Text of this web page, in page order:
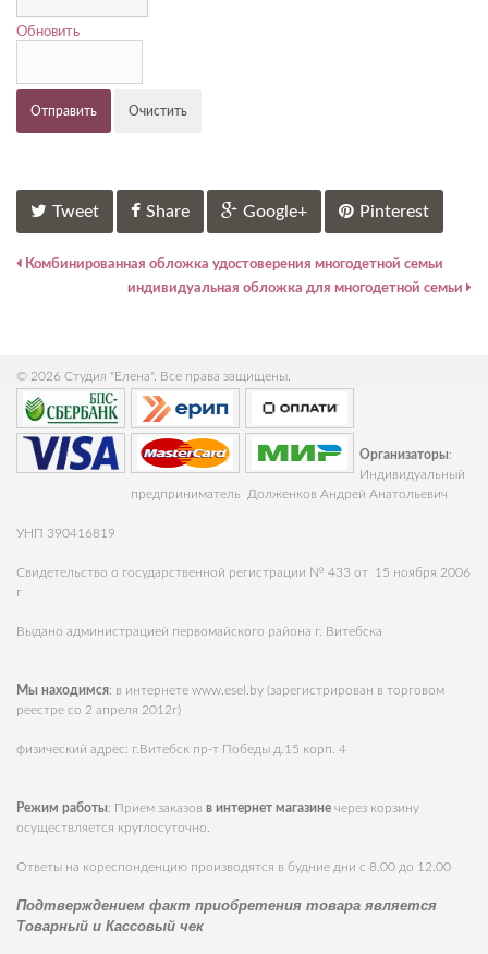
Обновить
Отправить Очистить
Tweet Share Google+ Pinterest
Комбинированная обложка удостоверения многодетной семьи
индивидуальная обложка для многодетной семьи
© 2026 Студия "Елена". Все права защищены.
Организаторы:
Индивидуальный
предприниматель Долженков Андрей Анатольевич
УНП 390416819
Свидетельство о государственной регистрации № 433 от 15 ноября 2006
г
Выдано администрацией первомайского района г. Витебска
Мы находимся: в интернете www.esel.by (зарегистрирован в торговом
реестре со 2 апреля 2012г)
физический адрес: г.Витебск пр-т Победы д.15 корп. 4
Режим работы: Прием заказов в интернет магазине через корзину
осуществляется круглосуточно.
Ответы на кореспонденцию производятся в будние дни с 8.00 до 12.00
Подтверждением факт приобретения товара является
Товарный и Кассовый чек